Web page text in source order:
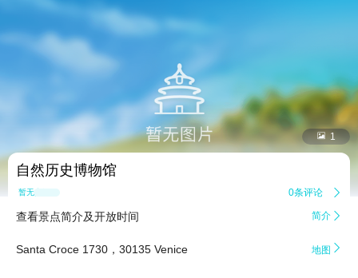
 1
自然历史博物馆
暂无点评 0条评论 
查看景点简介及开放时间 简介 
Santa Croce 1730，30135 Venice 地图 